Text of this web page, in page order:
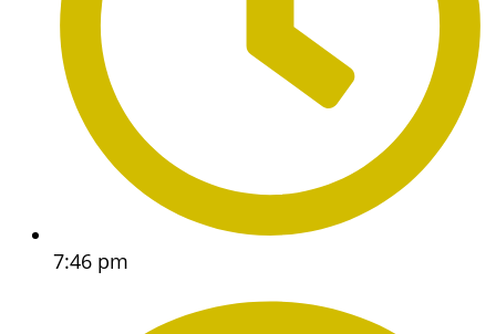
7:46 pm